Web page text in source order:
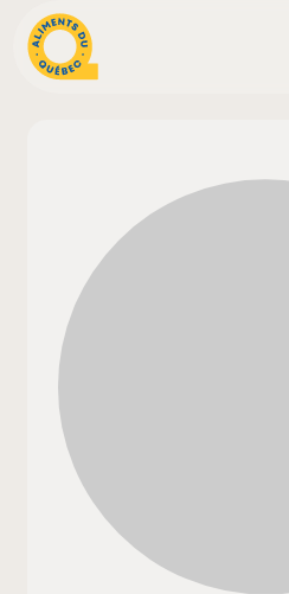
Aliments d'ici
Recettes
Inspirations
Restaurants
Institutions
À propos